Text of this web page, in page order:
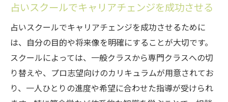
占いスクールでキャリアチェンジを成功させる
占いスクールでキャリアチェンジを成功させるために
は、自分の目的や将来像を明確にすることが大切です。
スクールによっては、一般クラスから専門クラスへの切
り替えや、プロ志望向けのカリキュラムが用意されてお
り、一人ひとりの進度や希望に合わせた指導が受けられ